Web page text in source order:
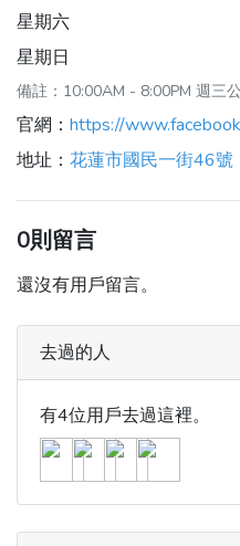
星期六
星期日
備註：10:00AM - 8:00PM 週三
官網： https://
地址： 花蓮市國民一街46號
0則留言
還沒有用戶留言。
去過的人
有4位用戶去過這裡。